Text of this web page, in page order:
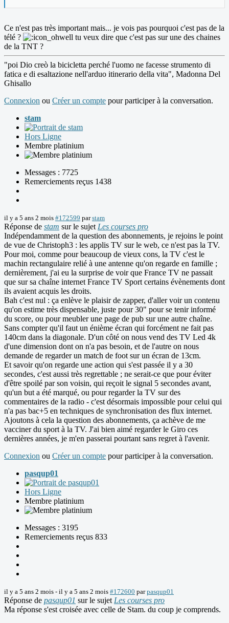
Ce n'est pas très important mais... je vois pas pourquoi c'est pas de la
télé ?
tu veux dire que c'est pas sur une des chaines
de la TNT ?
"poi Dio creò la bicicletta perché l'uomo ne facesse strumento di
fatica e di esaltazione nell'arduo itinerario della vita", Madonna Del
Ghisallo
Connexion ou Créer un compte pour participer à la conversation.
stam
Hors Ligne
Membre platinium
Messages : 7725
Remerciements reçus 1438
il y a 5 ans 2 mois #172599 parstam
Réponse de stam sur le sujet Les courses pro
Indépendamment de la question des abonnements, je rejoins le point
de vue de Christoph3 : les applis TV sur le web, ce n'est pas la TV.
Pour moi, comme pour beaucoup de vieux cons, la TV c'est le
machin rectangulaire relié à une antenne qu'on regarde en famille ;
dernièrement, j'ai eu la surprise de voir que France TV ne passait
que sur sa chaîne internet France TV Sport certains évènements dont
ils avaient acquis les droits.
Bah c'est nul : ça enlève le plaisir de zapper, d'aller voir un contenu
qu'on estime très dispensable, juste pour 30" pour se tenir informé
du score, ou pour meubler une page de pub sur une autre chaîne.
Sans compter qu'il faut un énième écran qui forcément ne fait pas
140cm dans la diagonale. D'un côté on nous vend des TV Led 4k
d'une dimension dont on n'a pas besoin, et de l'autre on nous
demande de regarder un match de foot sur un écran de 13cm.
Et savoir qu'on regarde une action qui s'est passée il y a 30
secondes, c'est aussi très regrettable ; ne serait-ce que pour éviter
d'être spoilé par son voisin, qui reçoit le signal 5 secondes avant,
qu'un but a été marqué, ou pour regarder la TV sur des
commentaires de la radio - c'est désormais impossible pour celui qui
n'a pas bac+5 en techniques de synchronisation des flux internet.
Ajoutons à cela la question des abonnements, ça achève de me
vacciner du sport à la TV. J'ai bien aimé regarder le Giro ces
dernières années, je m'en passerai pourtant sans regret à l'avenir.
Connexion ou Créer un compte pour participer à la conversation.
pasqup01
Hors Ligne
Membre platinium
Messages : 3195
Remerciements reçus 833
il y a 5 ans 2 mois - il y a 5 ans 2 mois #172600 parpasqup01
Réponse de pasqup01 sur le sujet Les courses pro
Ma réponse s'est croisée avec celle de Stam. du coup je comprends.